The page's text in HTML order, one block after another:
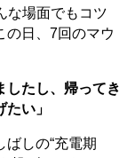
な場面でもコツ
の日、7回のマウ
したし、帰ってき
い」
しの“充電期